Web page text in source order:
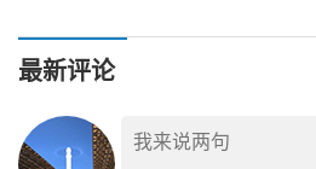
最新评论